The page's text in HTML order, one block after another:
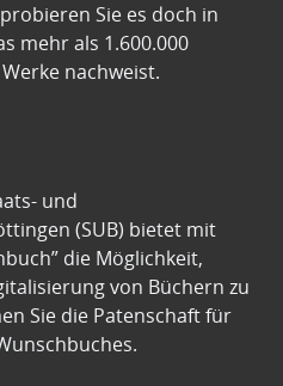
Sie es doch in
mehr als 1.600.000
nachweist.
und
(SUB) bietet mit
die Möglichkeit,
von Büchern zu
Sie die Patenschaft für